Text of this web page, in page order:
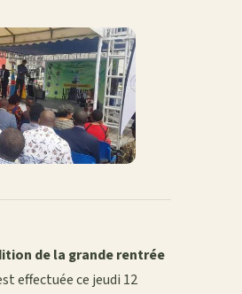
de la grande rentrée
effectuée ce jeudi 12